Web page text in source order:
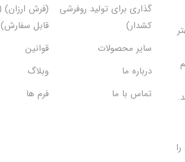
گذاری برای تولید روفرشی
کشدار)
قابل سفارش)
سایر محصولات
قوانین
درباره ما
وبلاگ
تماس با ما
فرم ها